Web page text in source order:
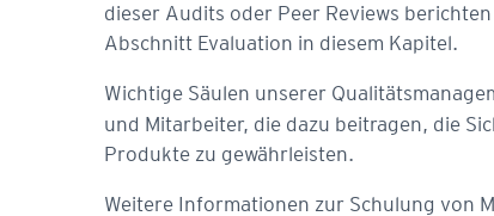
dieser Audits oder Peer Reviews
Abschnitt Evaluation in diesem Kapitel.
Wichtige Säulen unserer
und Mitarbeiter, die dazu beitragen, die
Produkte zu gewährleisten.
Weitere Informationen zur Schulung von